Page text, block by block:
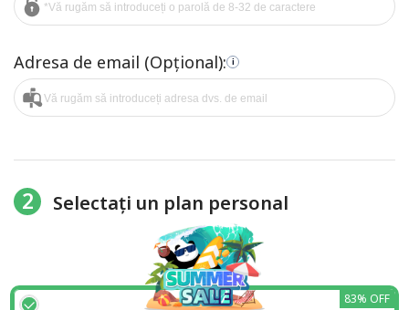
Adresa de email (Opțional): i
2 Selectați un plan personal
83% OFF